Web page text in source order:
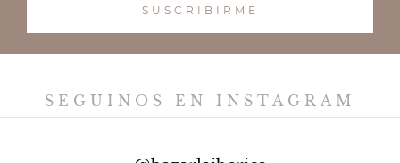
SEGUINOS EN INSTAGRAM